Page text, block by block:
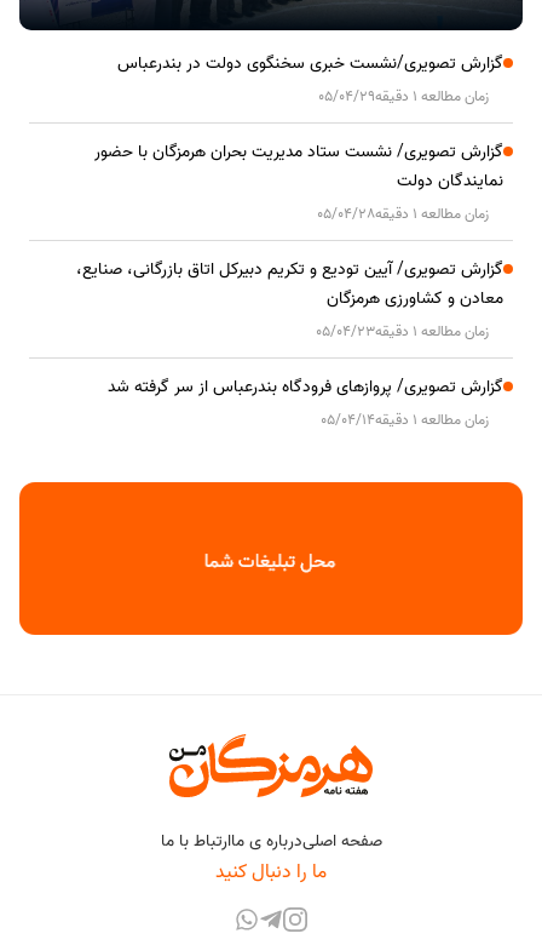
گزارش تصویری/نشست خبری سخنگوی دولت در بندرعباس
زمان مطالعه 1 دقیقه 05/04/29
گزارش تصویری/ نشست ستاد مدیریت بحران هرمزگان با حضور
نمایندگان دولت
زمان مطالعه 1 دقیقه 05/04/28
گزارش تصویری/ آیین تودیع و تکریم دبیرکل اتاق بازرگانی، صنایع،
معادن و کشاورزی هرمزگان
زمان مطالعه 1 دقیقه 05/04/23
گزارش تصویری/ پروازهای فرودگاه بندرعباس از سر گرفته شد
زمان مطالعه 1 دقیقه 05/04/14
صفحه اصلیدرباره ی ماارتباط با ما
ما را دنبال کنید